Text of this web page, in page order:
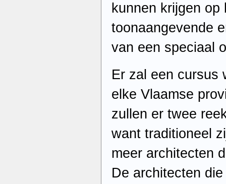
kunnen krijgen op
toonaangevende
van een speciaal
Er zal een cursus
elke Vlaamse
zullen er twee
want traditioneel
meer architecten
De architecten